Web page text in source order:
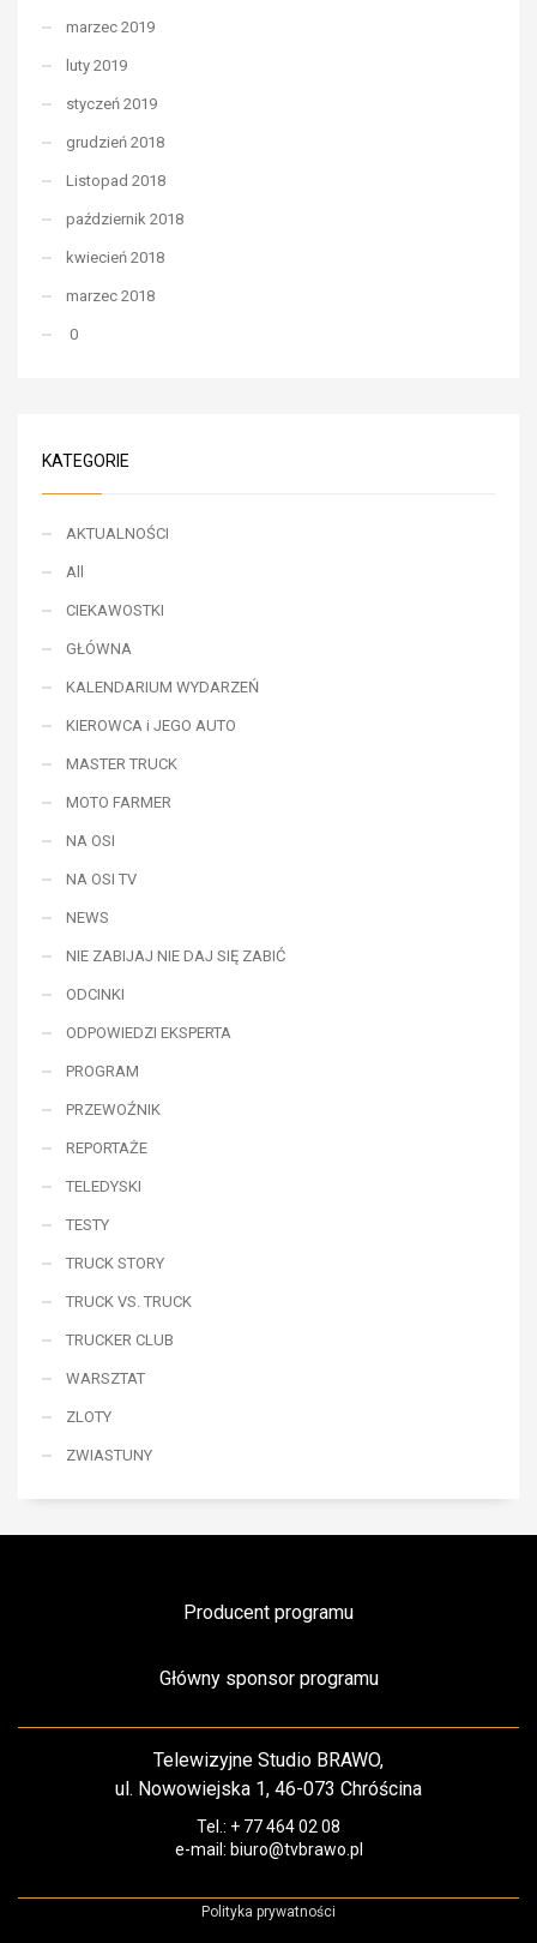
marzec 2019
luty 2019
styczeń 2019
grudzień 2018
Listopad 2018
październik 2018
kwiecień 2018
marzec 2018
0
KATEGORIE
AKTUALNOŚCI
All
CIEKAWOSTKI
GŁÓWNA
KALENDARIUM WYDARZEŃ
KIEROWCA i JEGO AUTO
MASTER TRUCK
MOTO FARMER
NA OSI
NA OSI TV
NEWS
NIE ZABIJAJ NIE DAJ SIĘ ZABIĆ
ODCINKI
ODPOWIEDZI EKSPERTA
PROGRAM
PRZEWOŹNIK
REPORTAŻE
TELEDYSKI
TESTY
TRUCK STORY
TRUCK VS. TRUCK
TRUCKER CLUB
WARSZTAT
ZLOTY
ZWIASTUNY
Producent programu
Główny sponsor programu
Telewizyjne Studio BRAWO,
ul. Nowowiejska 1, 46-073 Chróścina
Tel.: + 77 464 02 08
e-mail: biuro@tvbrawo.pl
Polityka prywatności